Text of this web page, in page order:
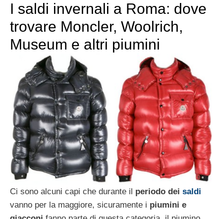
I saldi invernali a Roma: dove
trovare Moncler, Woolrich,
Museum e altri piumini
Ci sono alcuni capi che durante il periodo dei saldi
vanno per la maggiore, sicuramente i piumini e